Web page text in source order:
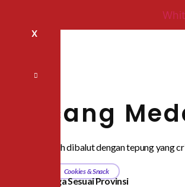
X
Kacang
Kacang tanah dibalut dengan tepung yang
Cookies & Snack
Daftar Harga Sesuai Provinsi